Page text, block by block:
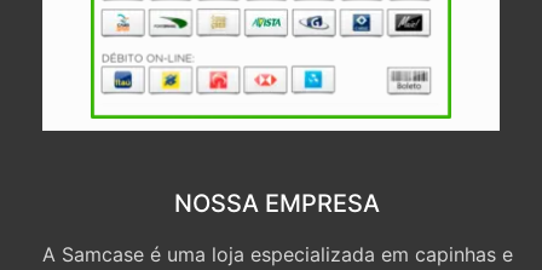
NOSSA EMPRESA
A Samcase é uma loja especializada em capinhas e